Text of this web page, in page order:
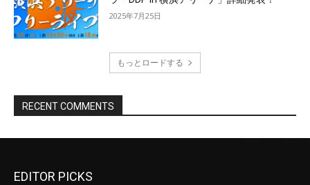
EDITOR PICKS